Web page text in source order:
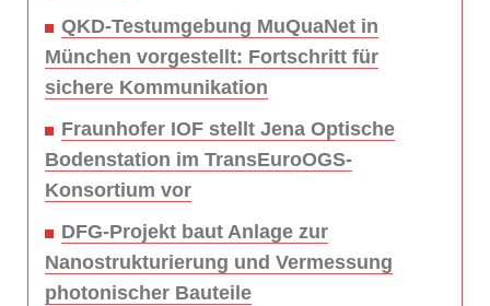
QKD-Testumgebung MuQuaNet in
München vorgestellt: Fortschritt für
sichere Kommunikation
Fraunhofer IOF stellt Jena Optische
Bodenstation im TransEuroOGS-
Konsortium vor
DFG-Projekt baut Anlage zur
Nanostrukturierung und Vermessung
photonischer Bauteile